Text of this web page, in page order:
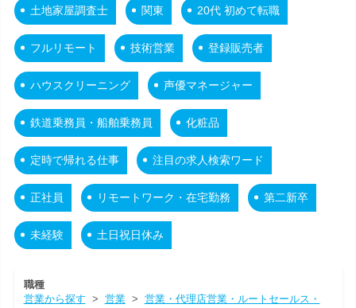
土地家屋調査士 関東 20代 初めて転職
フルリモート 技術営業 登録販売者
ハウスクリーニング 声優マネージャー
鉄道乗務員・船舶乗務員 化粧品
定時で帰れる仕事 注目の求人検索ワード
正社員 リモートワーク・在宅勤務 第二新卒
未経験 土日祝日休み
職種
営業から探す > 営業> 営業・代理店営業・ルートセールス・